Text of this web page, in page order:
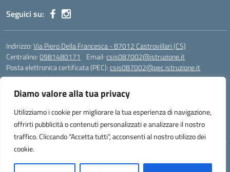
Diamo valore alla tua privacy
Utilizziamo i cookie per migliorare la tua esperienza di navigazione,
offrirti pubblicità o contenuti personalizzati e analizzare il nostro
traffico. Cliccando “Accetta tutti”, acconsenti al nostro utilizzo dei
cookie.
Seguici su:
Indirizzo:Via Piero Della Francesca - 87012 Castrovillari (CS)
Centralino:0981480171 Email:csis087002@istruzione.it
Posta elettronica certificata (PEC):csis087002@pec.istruzione.it
Codice meccanografico:CSIS087002
Codice Indice delle Pubbliche Amministrazioni (IPA): PNG4CA8K
Codice unico di fatturazione (CUF): R8N7JA